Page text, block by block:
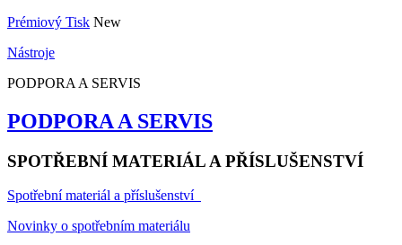
Prémiový Tisk New
Nástroje
PODPORA A SERVIS
PODPORA A SERVIS
SPOTŘEBNÍ MATERIÁL A PŘÍSLUŠENSTVÍ
Spotřební materiál a příslušenství
Novinky o spotřebním materiálu